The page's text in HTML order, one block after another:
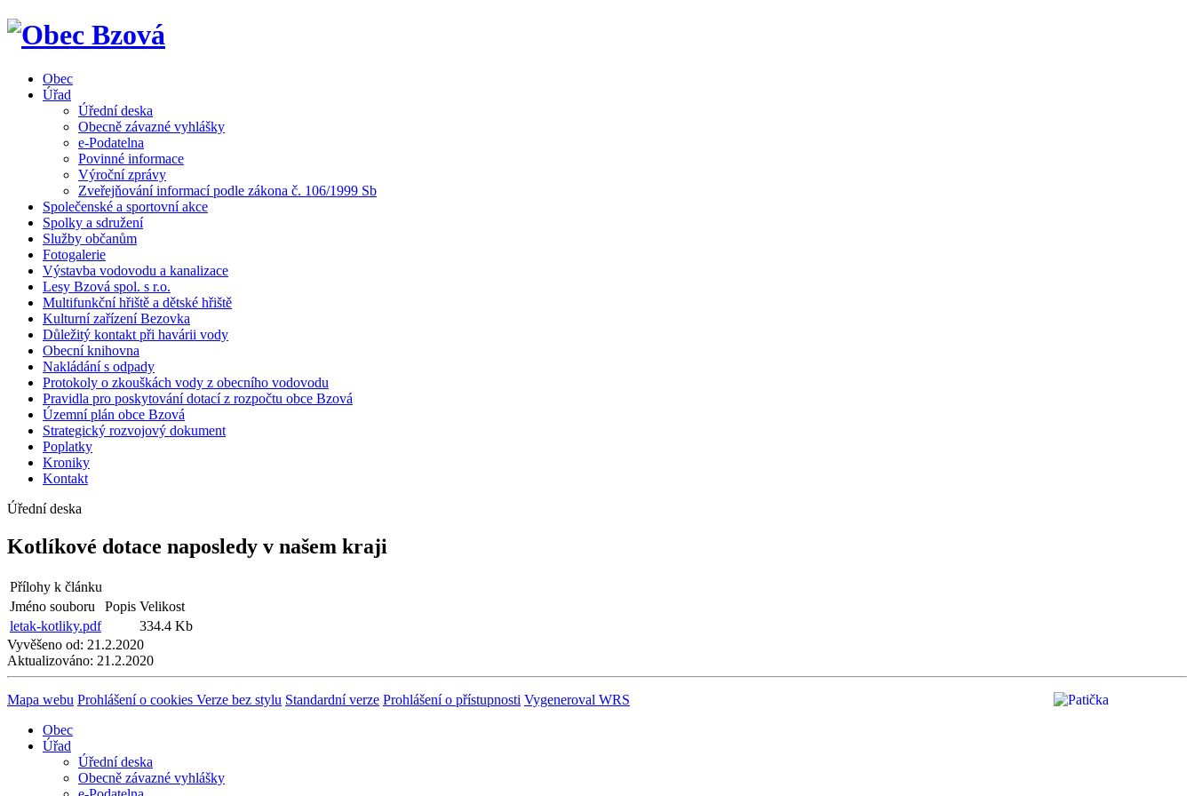
Obec
Úřad
Úřední deska
Obecně závazné vyhlášky
e-Podatelna
Povinné informace
Výroční zprávy
Zveřejňování informací podle zákona č. 106/1999 Sb
Společenské a sportovní akce
Spolky a sdružení
Služby občanům
Fotogalerie
Výstavba vodovodu a kanalizace
Lesy Bzová spol. s r.o.
Multifunkční hřiště a dětské hřiště
Kulturní zařízení Bezovka
Důležitý kontakt při havárii vody
Obecní knihovna
Nakládání s odpady
Protokoly o zkouškách vody z obecního vodovodu
Pravidla pro poskytování dotací z rozpočtu obce Bzová
Územní plán obce Bzová
Strategický rozvojový dokument
Poplatky
Kroniky
Kontakt
Úřední deska
Kotlíkové dotace naposledy v našem kraji
Přílohy k článku
Jméno souboru
Popis Velikost
letak-kotliky.pdf
334.4 Kb
Vyvěšeno od: 21.2.2020
Aktualizováno: 21.2.2020
Mapa webu Prohlášení o cookies Verze bez stylu Standardní verze Prohlášení o přístupnosti Vygeneroval WRS
Obec
Úřad
Úřední deska
Obecně závazné vyhlášky